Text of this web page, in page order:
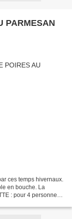
PARMESAN
ces temps hivernaux.
en bouche. La
: pour 4 personnes